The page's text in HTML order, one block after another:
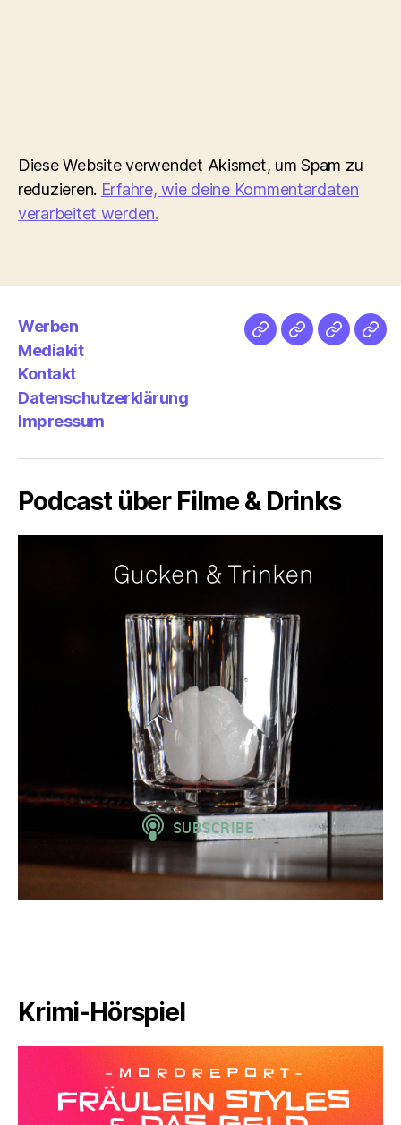
Diese Website verwendet Akismet, um Spam zu
reduzieren. Erfahre, wie deine Kommentardaten
verarbeitet werden.
Werben
Mediakit
Kontakt
Datenschutzerklärung
Impressum
NetzMedien
Podcast über Filme & Drinks
Krimi-Hörspiel